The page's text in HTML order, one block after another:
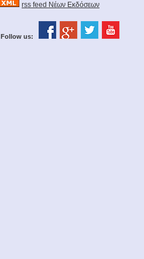
rss feed Νέων Εκδόσεων
Follow us: